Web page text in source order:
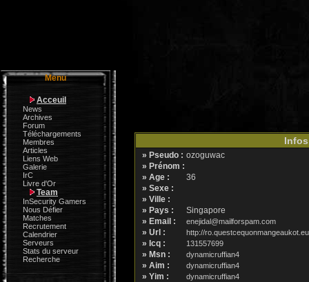
Menu
Acceuil
News
Archives
Forum
Téléchargements
Membres
Articles
Liens Web
Galerie
IrC
Livre d'Or
Team
InSecurity Gamers
Nous Défier
Matches
Recrutement
Calendrier
Serveurs
Stats du serveur
Recherche
» Pseudo : ozoguwac
» Prénom :
» Age :
36
» Sexe :
» Ville :
» Pays :
Singapore
» Email :
enejidal@mailforspam.com
» Url : http://
» Icq : 131557699
» Msn : dynamicruffian4
» Aim : dynamicruffian4
» Yim : dynamicruffian4